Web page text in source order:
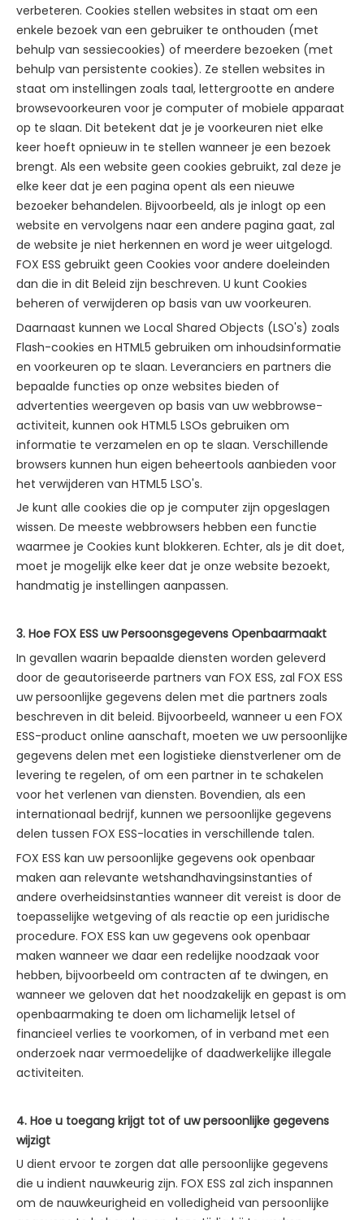
verbeteren. Cookies stellen websites in staat om een
enkele bezoek van een gebruiker te onthouden (met
behulp van sessiecookies) of meerdere bezoeken (met
behulp van persistente cookies). Ze stellen websites in
staat om instellingen zoals taal, lettergrootte en andere
browsevoorkeuren voor je computer of mobiele apparaat
op te slaan. Dit betekent dat je je voorkeuren niet elke
keer hoeft opnieuw in te stellen wanneer je een bezoek
brengt. Als een website geen cookies gebruikt, zal deze je
elke keer dat je een pagina opent als een nieuwe
bezoeker behandelen. Bijvoorbeeld, als je inlogt op een
website en vervolgens naar een andere pagina gaat, zal
de website je niet herkennen en word je weer uitgelogd.
FOX ESS gebruikt geen Cookies voor andere doeleinden
dan die in dit Beleid zijn beschreven. U kunt Cookies
beheren of verwijderen op basis van uw voorkeuren.
Daarnaast kunnen we Local Shared Objects (LSO's) zoals
Flash-cookies en HTML5 gebruiken om inhoudsinformatie
en voorkeuren op te slaan. Leveranciers en partners die
bepaalde functies op onze websites bieden of
advertenties weergeven op basis van uw webbrowse-
activiteit, kunnen ook HTML5 LSOs gebruiken om
informatie te verzamelen en op te slaan. Verschillende
browsers kunnen hun eigen beheertools aanbieden voor
het verwijderen van HTML5 LSO's.
Je kunt alle cookies die op je computer zijn opgeslagen
wissen. De meeste webbrowsers hebben een functie
waarmee je Cookies kunt blokkeren. Echter, als je dit doet,
moet je mogelijk elke keer dat je onze website bezoekt,
handmatig je instellingen aanpassen.
3. Hoe FOX ESS uw Persoonsgegevens Openbaarmaakt
In gevallen waarin bepaalde diensten worden geleverd
door de geautoriseerde partners van FOX ESS, zal FOX ESS
uw persoonlijke gegevens delen met die partners zoals
beschreven in dit beleid. Bijvoorbeeld, wanneer u een FOX
ESS-product online aanschaft, moeten we uw persoonlijke
gegevens delen met een logistieke dienstverlener om de
levering te regelen, of om een partner in te schakelen
voor het verlenen van diensten. Bovendien, als een
internationaal bedrijf, kunnen we persoonlijke gegevens
delen tussen FOX ESS-locaties in verschillende talen.
FOX ESS kan uw persoonlijke gegevens ook openbaar
maken aan relevante wetshandhavingsinstanties of
andere overheidsinstanties wanneer dit vereist is door de
toepasselijke wetgeving of als reactie op een juridische
procedure. FOX ESS kan uw gegevens ook openbaar
maken wanneer we daar een redelijke noodzaak voor
hebben, bijvoorbeeld om contracten af te dwingen, en
wanneer we geloven dat het noodzakelijk en gepast is om
openbaarmaking te doen om lichamelijk letsel of
financieel verlies te voorkomen, of in verband met een
onderzoek naar vermoedelijke of daadwerkelijke illegale
activiteiten.
4. Hoe u toegang krijgt tot of uw persoonlijke gegevens
wijzigt
U dient ervoor te zorgen dat alle persoonlijke gegevens
die u indient nauwkeurig zijn. FOX ESS zal zich inspannen
om de nauwkeurigheid en volledigheid van persoonlijke